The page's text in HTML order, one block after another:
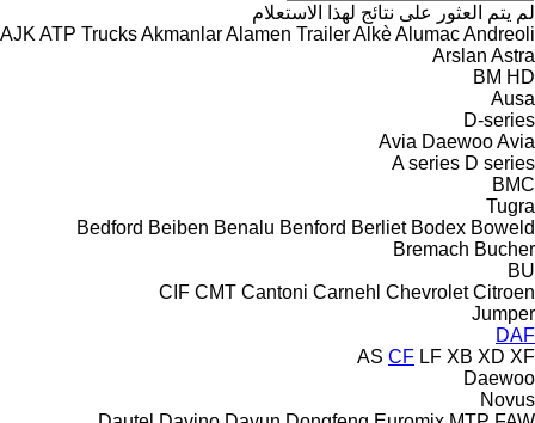
لم يتم العثور على نتائج لهذا الاستعلام
AJK ATP TrucksAkmanlarAlamen TrailerAlkèAlumacAndreoli
Arslan Astra
BM HD
Ausa
D-series
Avia DaewooAvia
A series D series
BMC
Tugra
Bedford Beiben Benalu Benford Berliet Bodex Boweld
Bremach Bucher
BU
CIF CMT Cantoni Carnehl Chevrolet Citroen
Jumper
DAF
AS CF LF XB XD XF
Daewoo
Novus